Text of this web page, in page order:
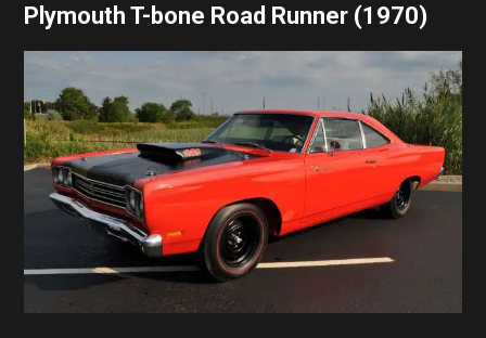
Plymouth T-bone Road Runner (1970)